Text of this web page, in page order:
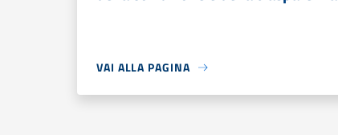
VAI ALLA PAGINA